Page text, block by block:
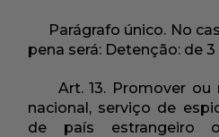
Parágrafo único. No
pena será: Detenção: de 3
Art. 13. Promover ou
nacional, serviço de
de país estrangeiro